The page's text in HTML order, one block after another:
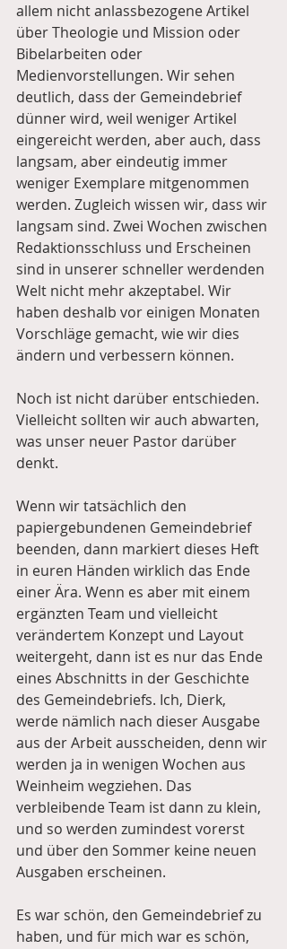
allem nicht anlassbezogene Artikel
über Theologie und Mission oder
Bibelarbeiten oder
Medienvorstellungen. Wir sehen
deutlich, dass der Gemeindebrief
dünner wird, weil weniger Artikel
eingereicht werden, aber auch, dass
langsam, aber eindeutig immer
weniger Exemplare mitgenommen
werden. Zugleich wissen wir, dass wir
langsam sind. Zwei Wochen zwischen
Redaktionsschluss und Erscheinen
sind in unserer schneller werdenden
Welt nicht mehr akzeptabel. Wir
haben deshalb vor einigen Monaten
Vorschläge gemacht, wie wir dies
ändern und verbessern können.
Noch ist nicht darüber entschieden.
Vielleicht sollten wir auch abwarten,
was unser neuer Pastor darüber
denkt.
Wenn wir tatsächlich den
papiergebundenen Gemeindebrief
beenden, dann markiert dieses Heft
in euren Händen wirklich das Ende
einer Ära. Wenn es aber mit einem
ergänzten Team und vielleicht
verändertem Konzept und Layout
weitergeht, dann ist es nur das Ende
eines Abschnitts in der Geschichte
des Gemeindebriefs. Ich, Dierk,
werde nämlich nach dieser Ausgabe
aus der Arbeit ausscheiden, denn wir
werden ja in wenigen Wochen aus
Weinheim wegziehen. Das
verbleibende Team ist dann zu klein,
und so werden zumindest vorerst
und über den Sommer keine neuen
Ausgaben erscheinen.
Es war schön, den Gemeindebrief zu
haben, und für mich war es schön,